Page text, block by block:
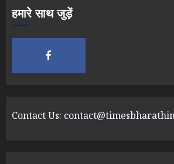
हमारे साथ जुड़ें
Contact Us: